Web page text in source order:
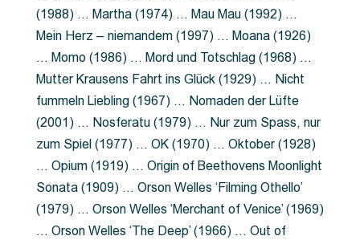
(1988) … Martha (1974) … Mau Mau (1992) …
Mein Herz – niemandem (1997) … Moana (1926)
… Momo (1986) … Mord und Totschlag (1968) …
Mutter Krausens Fahrt ins Glück (1929) … Nicht
fummeln Liebling (1967) … Nomaden der Lüfte
(2001) … Nosferatu (1979) … Nur zum Spass, nur
zum Spiel (1977) … OK (1970) … Oktober (1928)
… Opium (1919) … Origin of Beethovens Moonlight
Sonata (1909) … Orson Welles ‘Filming Othello’
(1979) … Orson Welles ‘Merchant of Venice’ (1969)
… Orson Welles ‘The Deep’ (1966) … Out of